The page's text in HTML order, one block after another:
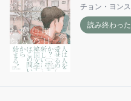
チョン・ヨンス
読み終わった